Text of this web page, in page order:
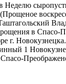
Неделю
в Спасо-
г.
1
Спасо-